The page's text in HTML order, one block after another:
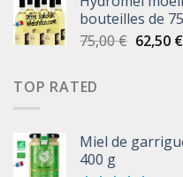
bouteilles de
75,00€ 62,50 €
TOP RATED
Miel de
400 g